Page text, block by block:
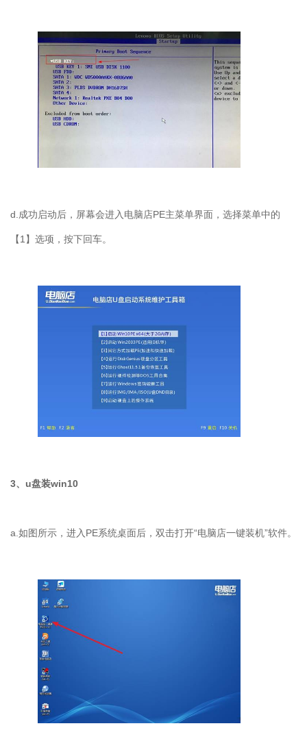
d.成功启动后，屏幕会进入电脑店PE主菜单界面，选择菜单中的
【1】选项，按下回车。
3、u盘装win10
a.如图所示，进入PE系统桌面后，双击打开“电脑店一键装机”软件。